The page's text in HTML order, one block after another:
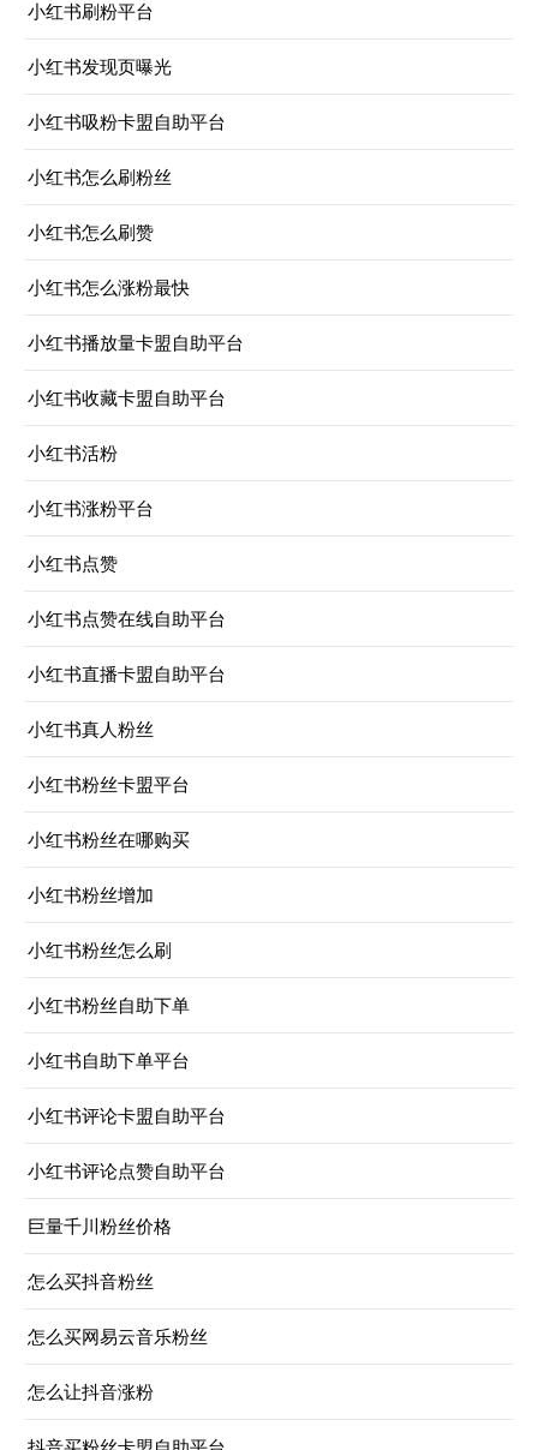
小红书刷粉平台
小红书发现页曝光
小红书吸粉卡盟自助平台
小红书怎么刷粉丝
小红书怎么刷赞
小红书怎么涨粉最快
小红书播放量卡盟自助平台
小红书收藏卡盟自助平台
小红书活粉
小红书涨粉平台
小红书点赞
小红书点赞在线自助平台
小红书直播卡盟自助平台
小红书真人粉丝
小红书粉丝卡盟平台
小红书粉丝在哪购买
小红书粉丝增加
小红书粉丝怎么刷
小红书粉丝自助下单
小红书自助下单平台
小红书评论卡盟自助平台
小红书评论点赞自助平台
巨量千川粉丝价格
怎么买抖音粉丝
怎么买网易云音乐粉丝
怎么让抖音涨粉